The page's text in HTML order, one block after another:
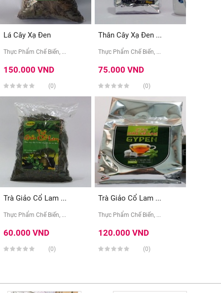
Lá Cây Xạ Đen
Thực Phẩm Chế Biến, ...
150.000 VND
(0)
Thân Cây Xạ Đen ...
Thực Phẩm Chế Biến, ...
75.000 VND
(0)
Trà Giảo Cổ Lam ...
Thực Phẩm Chế Biến, ...
60.000 VND
(0)
Trà Giảo Cổ Lam ...
Thực Phẩm Chế Biến, ...
120.000 VND
(0)